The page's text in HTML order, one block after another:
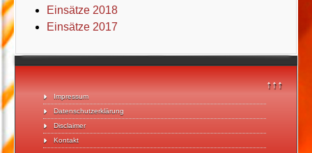
↑↑↑
Impressum
Datenschutzerklärung
Disclaimer
Kontakt
Einsätze 2018
Einsätze 2017